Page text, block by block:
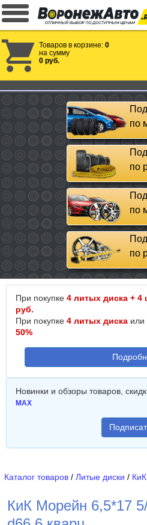
Товаров в корзине: 0
на сумму
0 руб.
по
по
по
по
При покупке 4 литых диска +
руб.
При покупке 4 литых диска или
50%
Новинки и обзоры товаров,
MAX
Каталог товаров / Литые диски / КиК
КиК Морейн 6,5*17